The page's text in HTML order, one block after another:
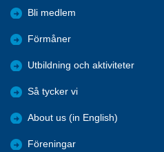
Bli medlem
Förmåner
Utbildning och aktiviteter
Så tycker vi
About us (in English)
Föreningar